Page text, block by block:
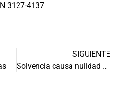
3127-4137
SIGUIENTE
Solvencia causa nulidad en tarjetas